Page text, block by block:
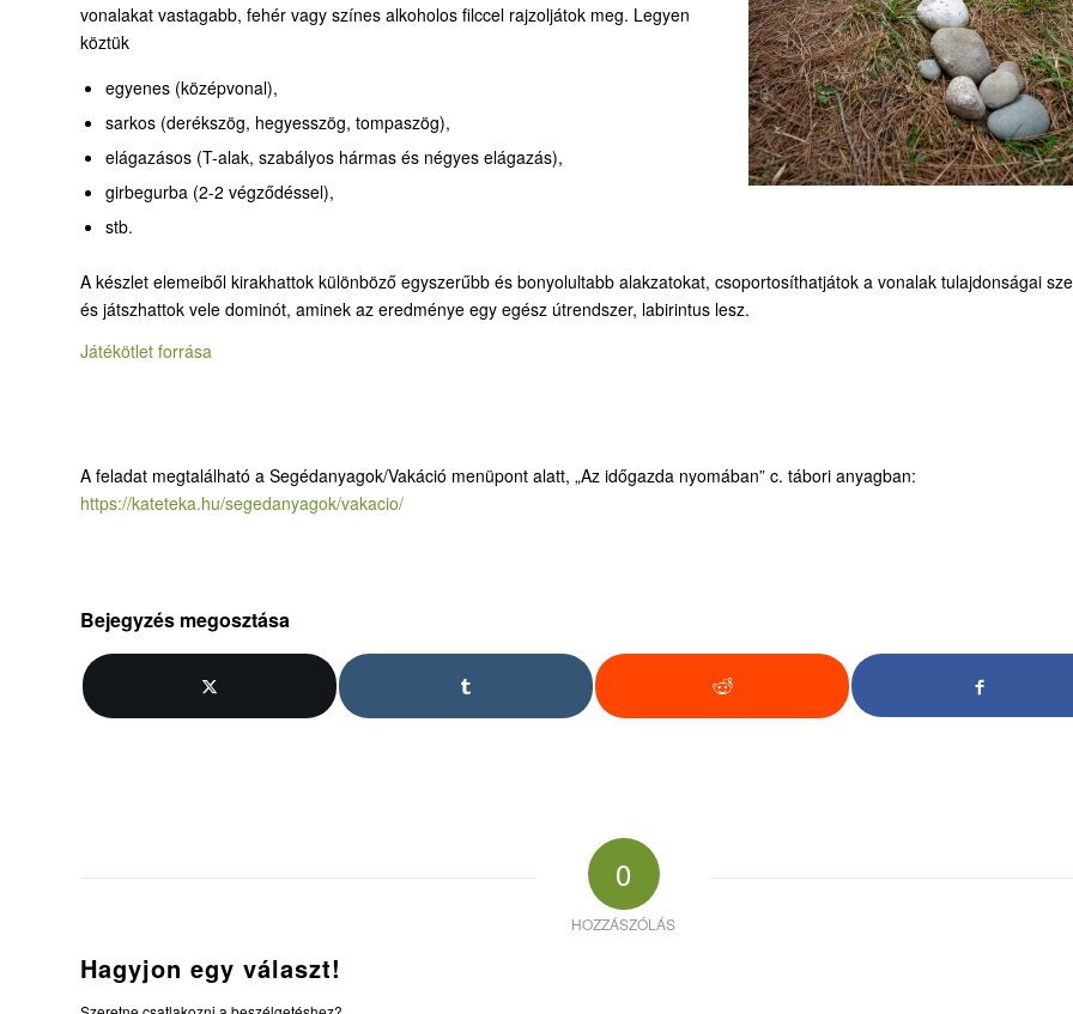
vonalakat vastagabb, fehér vagy színes alkoholos filccel rajzoljátok meg. Legyen
köztük
egyenes (középvonal),
sarkos (derékszög, hegyesszög, tompaszög),
elágazásos (T-alak, szabályos hármas és négyes elágazás),
girbegurba (2-2 végződéssel),
stb.
A készlet elemeiből kirakhattok különböző egyszerűbb és bonyolultabb alakzatokat, csoportosíthatjátok a vonalak tulajdonságai
és játszhattok vele dominót, aminek az eredménye egy egész útrendszer, labirintus lesz.
Játékötlet forrása
A feladat megtalálható a Segédanyagok/Vakáció menüpont alatt, „Az időgazda nyomában” c. tábori anyagban:
https://kateteka.hu/segedanyagok/vakacio/
Bejegyzés megosztása
0
HOZZÁSZÓLÁS
Hagyjon egy választ!